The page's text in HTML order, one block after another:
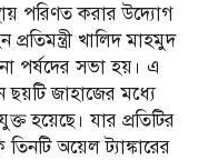
পরিণত করার উদ্যোগ
খালিদ মাহমুদ
পর্ষদের সভা হয়। এ
ছয়টি জাহাজের মধ্যে
হয়েছে। যার প্রতিটির
অয়েল ট্যাঙ্কারের